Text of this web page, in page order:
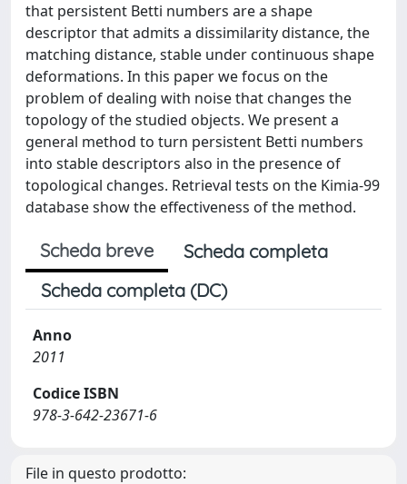
that persistent Betti numbers are a shape
descriptor that admits a dissimilarity distance, the
matching distance, stable under continuous shape
deformations. In this paper we focus on the
problem of dealing with noise that changes the
topology of the studied objects. We present a
general method to turn persistent Betti numbers
into stable descriptors also in the presence of
topological changes. Retrieval tests on the Kimia-99
database show the effectiveness of the method.
Scheda breve
Scheda completa
Scheda completa (DC)
Anno
2011
Codice ISBN
978-3-642-23671-6
File in questo prodotto: